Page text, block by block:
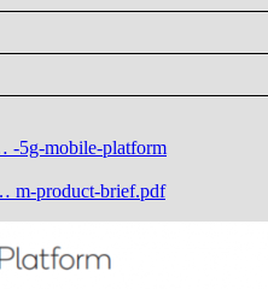
-5g-mobile-platform
m-product-brief.pdf